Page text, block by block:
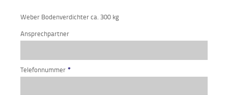
Weber Bodenverdichter ca. 300 kg
Ansprechpartner
Telefonnummer *